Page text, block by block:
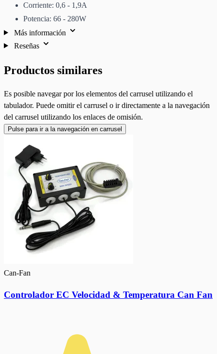
Corriente: 0,6 - 1,9A
Potencia: 66 - 280W
Más información
Reseñas
Productos similares
Es posible navegar por los elementos del carrusel utilizando el
tabulador. Puede omitir el carrusel o ir directamente a la navegación
del carrusel utilizando los enlaces de omisión.
Pulse para ir a la navegación en carrusel
Can-Fan
Controlador EC Velocidad & Temperatura Can Fan